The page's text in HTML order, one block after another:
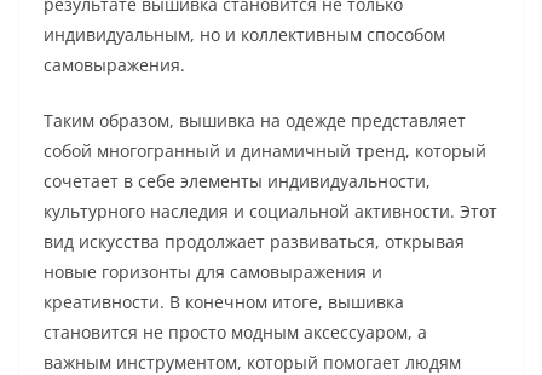
индивидуальным, но и коллективным способом
самовыражения.
Таким образом, вышивка на одежде представляет
собой многогранный и динамичный тренд, который
сочетает в себе элементы индивидуальности,
культурного наследия и социальной активности. Этот
вид искусства продолжает развиваться, открывая
новые горизонты для самовыражения и
креативности. В конечном итоге, вышивка
становится не просто модным аксессуаром, а
важным инструментом, который помогает людям